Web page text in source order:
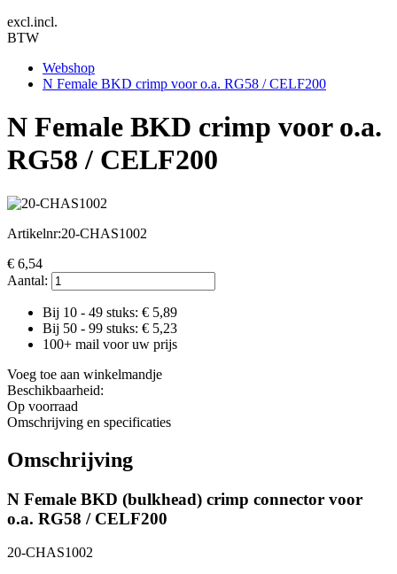
excl.incl.
BTW
Webshop
N Female BKD crimp voor o.a. RG58 / CELF200
N Female BKD crimp voor o.a.
RG58 / CELF200
Artikelnr:20-CHAS1002
€ 6,54
Aantal:
Bij 10 - 49 stuks: € 5,89
Bij 50 - 99 stuks: € 5,23
100+ mail voor uw prijs
Voeg toe aan winkelmandje
Beschikbaarheid:
Op voorraad
Omschrijving en specificaties
Omschrijving
N Female BKD (bulkhead) crimp connector voor
o.a. RG58 / CELF200
20-CHAS1002